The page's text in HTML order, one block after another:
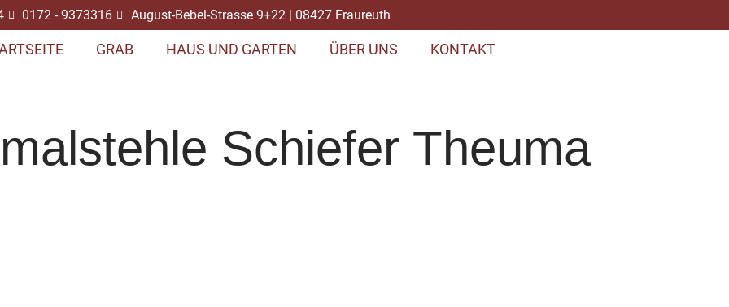
0172 - 9373316 August-Bebel-Strasse 9+22 | 08427 Fraureuth
GRAB HAUS UND GARTEN ÜBER UNS KONTAKT
Schiefer Theuma